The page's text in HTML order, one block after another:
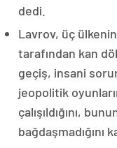
dedi.
Lavrov, üç
tarafından kan
geçiş, insani
jeopolitik
çalışıldığını,
bağdaşmadığını